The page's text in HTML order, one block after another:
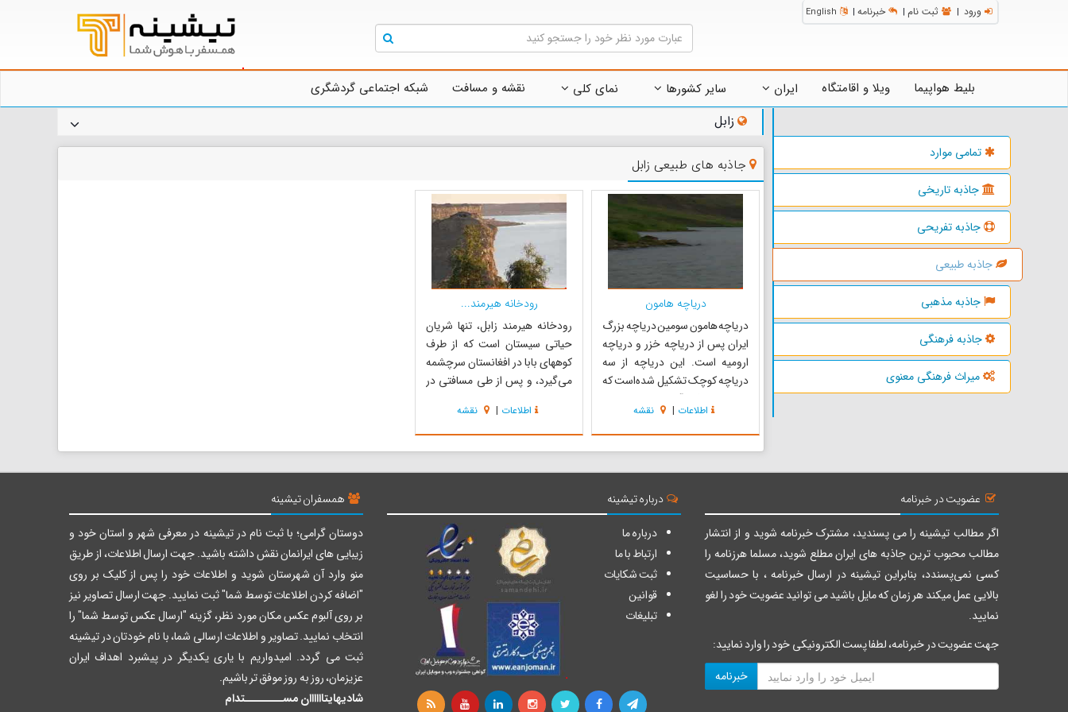
ورود | ثبت نام | خبرنامه |
English
بلیط هواپیما ویلا و اقامتگاه ایران سایر کشورها نمای کلی نقشه و مسافت شبکه اجتماعی گردشگری
تمامی موارد
جاذبه تاریخی
جاذبه تفریحی
جاذبه طبیعی
جاذبه مذهبی
جاذبه فرهنگی
میراث فرهنگی معنوی
زابل
جاذبه های طبیعی زابل
دریاچه هامون
دریاچه هامون سومین دریاچه بزرگ
ایران پس از دریاچه خزر و دریاچه
ارومیه است. این دریاچه از سه
دریاچه کوچک تشکیل شده‌است که
در زمان وفور آب به هم متصل
می‌شوند و دریاچه هامون را که
تشکیل می‌دهند. وبزرگ‌ترین پهنه
آب‌های شیرین سیستان، نقش
اساسی در زندگی مردم منطقه
داشته، علاوه بر اثرات مثبت...
اطلاعات | نقشه
رودخانه هیرمند...
رودخانه هیرمند زابل، تنها شریان
حیاتی سیستان است که از طرف
کوههای بابا در افغانستان سرچشمه
می‌گیرد، و پس از طی مسافتی در
هامون می‌شود. که البته در مدت
هفت سال خشکسالی هیچ آبی وارد
دریاچه هامون نشده و این دریاچه با
تمام زیبائی اش به گودالی پر از شن و
اطلاعات | نقشه
عضویت در خبرنامه
اگر مطالب تیشینه را می پسندید، مشترک خبرنامه شوید و از انتشار
مطالب محبوب ترین جاذبه های ایران مطلع شوید، مسلما هرزنامه را
کسی نمی‌پسندد، بنابراین تیشینه در ارسال خبرنامه ، با حساسیت
بالایی عمل میکند هر زمان که مایل باشید می توانید عضویت خود را لغو
نمایید.
جهت عضویت در خبرنامه، لطفا پست الکترونیکی خود را وارد نمایید:
خبرنامه
درباره تیشینه
درباره ما
ارتباط با ما
ثبت شکایات
قوانین
تبلیغات
همسفران تیشینه
دوستان گرامی؛ با ثبت نام در تیشینه در معرفی شهر و استان خود و
زیبایی های ایرانمان نقش داشته باشید. جهت ارسال اطلاعات، از طریق
منو وارد آن شهرستان شوید و اطلاعات خود را پس از کلیک بر روی
"اضافه کردن اطلاعات توسط شما" ثبت نمایید. جهت ارسال تصاویر نیز
بر روی آلبوم عکس مکان مورد نظر، گزینه "ارسال عکس توسط شما" را
انتخاب نمایید. تصاویر و اطلاعات ارسالی شما، با نام خودتان در تیشینه
ثبت می گردد. امیدواریم با یاری یکدیگر در پیشبرد اهداف ایران
عزیزمان، روز به روز موفق تر باشیم.
شادیهایتاااااان مســــــــتدام